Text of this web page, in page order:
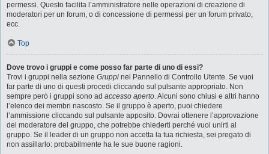
permessi. Questo facilita l’amministratore nelle operazioni di creazione di
moderatori per un forum, o di concessione di permessi per un forum privato,
ecc.
Top
Dove trovo i gruppi e come posso far parte di uno di essi?
Trovi i gruppi nella sezione Gruppi nel Pannello di Controllo Utente. Se vuoi
far parte di uno di questi procedi cliccando sul pulsante appropriato. Non
sempre però i gruppi sono ad accesso aperto. Alcuni sono chiusi e altri hanno
l’elenco dei membri nascosto. Se il gruppo è aperto, puoi chiedere
l’ammissione cliccando sul pulsante apposito. Dovrai ottenere l’approvazione
del moderatore del gruppo, che potrebbe chiederti perché vuoi unirti al
gruppo. Se il leader di un gruppo non accetta la tua richiesta, sei pregato di
non assillarlo: probabilmente ha le sue buone ragioni.